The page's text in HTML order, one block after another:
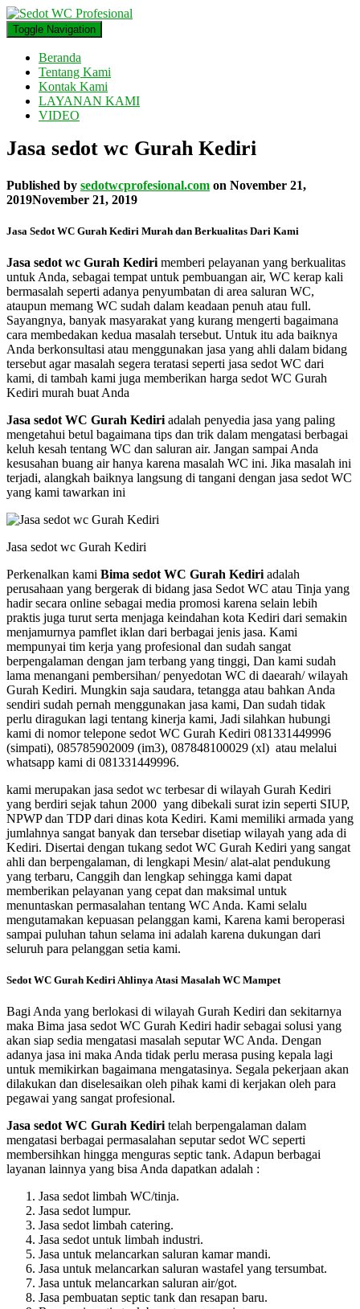
Toggle Navigation
Beranda
Tentang Kami
Kontak Kami
LAYANAN KAMI
VIDEO
Jasa sedot wc Gurah Kediri
Published by sedotwcprofesional.com on November 21,
2019November 21, 2019
Jasa Sedot WC Gurah Kediri Murah dan Berkualitas Dari Kami
Jasa sedot wc Gurah Kediri memberi pelayanan yang berkualitas
untuk Anda, sebagai tempat untuk pembuangan air, WC kerap kali
bermasalah seperti adanya penyumbatan di area saluran WC,
ataupun memang WC sudah dalam keadaan penuh atau full.
Sayangnya, banyak masyarakat yang kurang mengerti bagaimana
cara membedakan kedua masalah tersebut. Untuk itu ada baiknya
Anda berkonsultasi atau menggunakan jasa yang ahli dalam bidang
tersebut agar masalah segera teratasi seperti jasa sedot WC dari
kami, di tambah kami juga memberikan harga sedot WC Gurah
Kediri murah buat Anda
Jasa sedot WC Gurah Kediri adalah penyedia jasa yang paling
mengetahui betul bagaimana tips dan trik dalam mengatasi berbagai
keluh kesah tentang WC dan saluran air. Jangan sampai Anda
kesusahan buang air hanya karena masalah WC ini. Jika masalah ini
terjadi, alangkah baiknya langsung di tangani dengan jasa sedot WC
yang kami tawarkan ini
Jasa sedot wc Gurah Kediri
Perkenalkan kami Bima sedot WC Gurah Kediri adalah
perusahaan yang bergerak di bidang jasa Sedot WC atau Tinja yang
hadir secara online sebagai media promosi karena selain lebih
praktis juga turut serta menjaga keindahan kota Kediri dari semakin
menjamurnya pamflet iklan dari berbagai jenis jasa. Kami
mempunyai tim kerja yang profesional dan sudah sangat
berpengalaman dengan jam terbang yang tinggi, Dan kami sudah
lama menangani pembersihan/ penyedotan WC di daearah/ wilayah
Gurah Kediri. Mungkin saja saudara, tetangga atau bahkan Anda
sendiri sudah pernah menggunakan jasa kami, Dan sudah tidak
perlu diragukan lagi tentang kinerja kami, Jadi silahkan hubungi
kami di nomor telepone sedot WC Gurah Kediri 081331449996
(simpati), 085785902009 (im3), 087848100029 (xl) atau melalui
whatsapp kami di 081331449996.
kami merupakan jasa sedot wc terbesar di wilayah Gurah Kediri
yang berdiri sejak tahun 2000 yang dibekali surat izin seperti SIUP,
NPWP dan TDP dari dinas kota Kediri. Kami memiliki armada yang
jumlahnya sangat banyak dan tersebar disetiap wilayah yang ada di
Kediri. Disertai dengan tukang sedot WC Gurah Kediri yang sangat
ahli dan berpengalaman, di lengkapi Mesin/ alat-alat pendukung
yang terbaru, Canggih dan lengkap sehingga kami dapat
memberikan pelayanan yang cepat dan maksimal untuk
menuntaskan permasalahan tentang WC Anda. Kami selalu
mengutamakan kepuasan pelanggan kami, Karena kami beroperasi
sampai puluhan tahun selama ini adalah karena dukungan dari
seluruh para pelanggan setia kami.
Sedot WC Gurah Kediri Ahlinya Atasi Masalah WC Mampet
Bagi Anda yang berlokasi di wilayah Gurah Kediri dan sekitarnya
maka Bima jasa sedot WC Gurah Kediri hadir sebagai solusi yang
akan siap sedia mengatasi masalah seputar WC Anda. Dengan
adanya jasa ini maka Anda tidak perlu merasa pusing kepala lagi
untuk memikirkan bagaimana mengatasinya. Segala pekerjaan akan
dilakukan dan diselesaikan oleh pihak kami di kerjakan oleh para
pegawai yang sangat profesional.
Jasa sedot WC Gurah Kediri telah berpengalaman dalam
mengatasi berbagai permasalahan seputar sedot WC seperti
membersihkan hingga menguras septic tank. Adapun berbagai
layanan lainnya yang bisa Anda dapatkan adalah :
Jasa sedot limbah WC/tinja.
Jasa sedot lumpur.
Jasa sedot limbah catering.
Jasa sedot untuk limbah industri.
Jasa untuk melancarkan saluran kamar mandi.
Jasa untuk melancarkan saluran wastafel yang tersumbat.
Jasa untuk melancarkan saluran air/got.
Jasa pembuatan septic tank dan resapan baru.